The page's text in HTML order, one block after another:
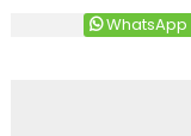
WhatsApp